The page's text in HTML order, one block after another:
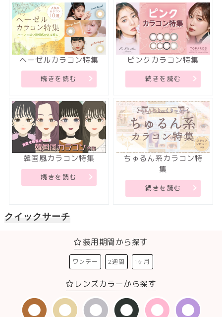
ヘーゼルカラコン特集
続きを読む
ピンクカラコン特集
続きを読む
韓国風カラコン特集
続きを読む
ちゅるん系カラコン特
集
続きを読む
クイックサーチ
装用期間から探す
ワンデー 2週間 1ヶ月
レンズカラーから探す